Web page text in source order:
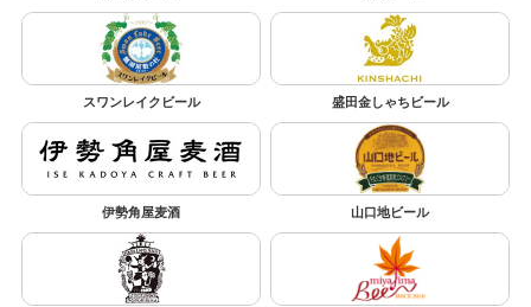
スワンレイクビール 盛田金しゃちビール
伊勢角屋麦酒 山口地ビール